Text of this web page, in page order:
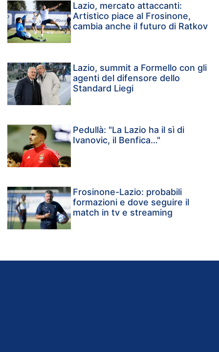
Lazio, mercato attaccanti:
Artistico piace al Frosinone,
cambia anche il futuro di Ratkov
Lazio, summit a Formello con gli
agenti del difensore dello
Standard Liegi
Pedullà: "La Lazio ha il sì di
Ivanovic, il Benfica…"
Frosinone-Lazio: probabili
formazioni e dove seguire il
match in tv e streaming